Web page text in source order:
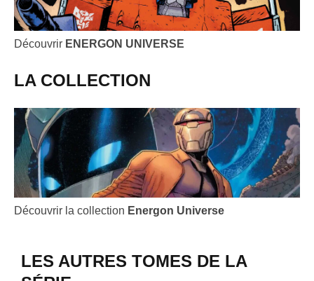
Découvrir ENERGON UNIVERSE
LA COLLECTION
Découvrir la collection Energon Universe
LES AUTRES TOMES DE LA